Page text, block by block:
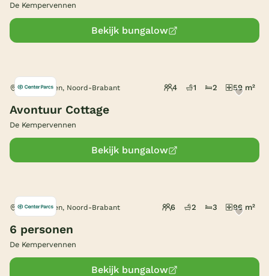
De Kempervennen
Bekijk bungalow
Westerhoven, Noord-Brabant 4 1 2 59 m²
Avontuur Cottage
De Kempervennen
Bekijk bungalow
Westerhoven, Noord-Brabant 6 2 3 96 m²
6 personen
De Kempervennen
Bekijk bungalow